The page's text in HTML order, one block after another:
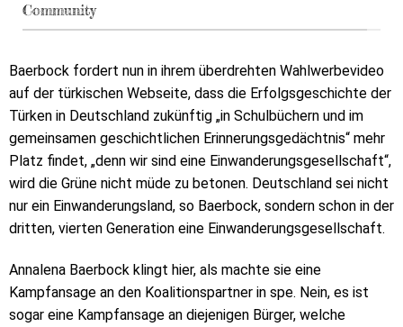
Community
Baerbock fordert nun in ihrem überdrehten Wahlwerbevideo
auf der türkischen Webseite, dass die Erfolgsgeschichte der
Türken in Deutschland zukünftig „in Schulbüchern und im
gemeinsamen geschichtlichen Erinnerungsgedächtnis“ mehr
Platz findet, „denn wir sind eine Einwanderungsgesellschaft“,
wird die Grüne nicht müde zu betonen. Deutschland sei nicht
nur ein Einwanderungsland, so Baerbock, sondern schon in der
dritten, vierten Generation eine Einwanderungsgesellschaft.
Annalena Baerbock klingt hier, als machte sie eine
Kampfansage an den Koalitionspartner in spe. Nein, es ist
sogar eine Kampfansage an diejenigen Bürger, welche